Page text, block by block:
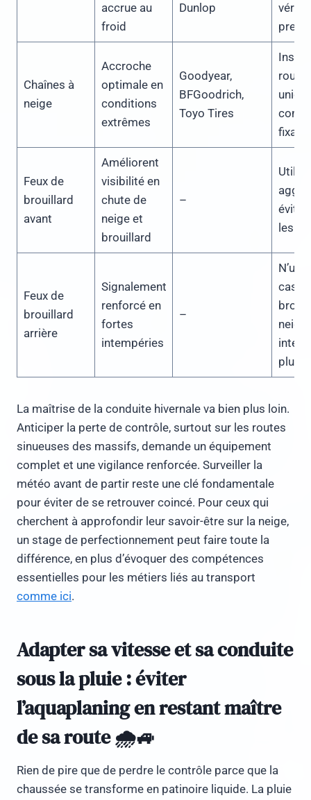
accrue au
froid
Dunlop
Chaînes à
neige
Accroche
optimale en
conditions
extrêmes
Goodyear,
BFGoodrich,
Toyo Tires
route
Feux de
brouillard
avant
Améliorent
visibilité en
chute de
neige et
brouillard
–
éviter
les
Feux de
brouillard
arrière
Signalement
renforcé en
fortes
intempéries
–
cas
neige
pluie
La maîtrise de la conduite hivernale va bien plus loin.
Anticiper la perte de contrôle, surtout sur les routes
sinueuses des massifs, demande un équipement
complet et une vigilance renforcée. Surveiller la
météo avant de partir reste une clé fondamentale
pour éviter de se retrouver coincé. Pour ceux qui
cherchent à approfondir leur savoir-être sur la neige,
un stage de perfectionnement peut faire toute la
différence, en plus d’évoquer des compétences
essentielles pour les métiers liés au transport
comme ici.
Adapter sa vitesse et sa conduite
sous la pluie : éviter
l’aquaplaning en restant maître
de sa route 🌧️🚙
Rien de pire que de perdre le contrôle parce que la
chaussée se transforme en patinoire liquide. La pluie